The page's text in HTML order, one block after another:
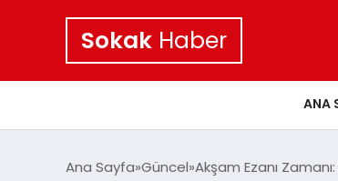
Sokak Haber
ANA
Ana Sayfa Güncel Akşam Ezanı